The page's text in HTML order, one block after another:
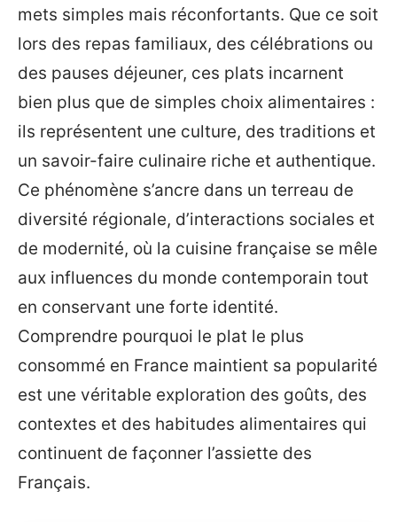
mets simples mais réconfortants. Que ce soit
lors des repas familiaux, des célébrations ou
des pauses déjeuner, ces plats incarnent
bien plus que de simples choix alimentaires :
ils représentent une culture, des traditions et
un savoir-faire culinaire riche et authentique.
Ce phénomène s’ancre dans un terreau de
diversité régionale, d’interactions sociales et
de modernité, où la cuisine française se mêle
aux influences du monde contemporain tout
en conservant une forte identité.
Comprendre pourquoi le plat le plus
consommé en France maintient sa popularité
est une véritable exploration des goûts, des
contextes et des habitudes alimentaires qui
continuent de façonner l’assiette des
Français.